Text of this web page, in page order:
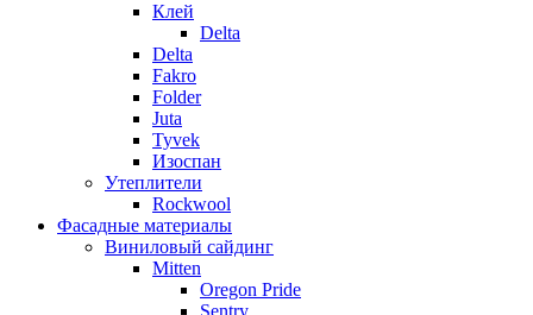
Клей
Delta
Delta
Fakro
Folder
Juta
Tyvek
Изоспан
Утеплители
Rockwool
Фасадные материалы
Виниловый сайдинг
Mitten
Oregon Pride